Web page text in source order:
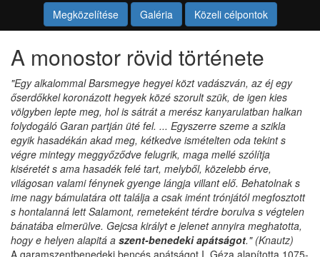
Megközelítése Galéria Közeli célpontok
A monostor rövid története
"Egy alkalommal Barsmegye hegyei közt vadászván, az éj egy
őserdőkkel koronázott hegyek közé szorult szük, de igen kies
völgyben lepte meg, hol is sátrát a merész kanyarulatban halkan
folydogáló Garan partján üté fel. ... Egyszerre szeme a szikla
egyik hasadékán akad meg, kétkedve ismételten oda tekint s
végre mintegy meggyőződve felugrik, maga mellé szólítja
kiséretét s ama hasadék felé tart, melyből, közelebb érve,
világosan valami fénynek gyenge lángja villant elő. Behatolnak s
ime nagy bámulatára ott találja a csak imént trónjától megfosztott
s hontalanná lett Salamont, remeteként térdre borulva s végtelen
bánatába elmerülve. Gejcsa királyt e jelenet annyira meghatotta,
hogy e helyen alapitá a szent-benedeki apátságot." (Knautz)
A garamszentbenedeki bencés apátságot I. Géza alapította 1075-